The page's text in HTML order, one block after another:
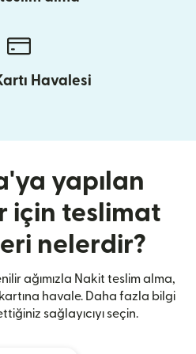
Havalesi
yapılan
için teslimat
nelerdir?
ağımızla Nakit teslim alma,
havale. Daha fazla bilgi
sağlayıcıyı seçin.